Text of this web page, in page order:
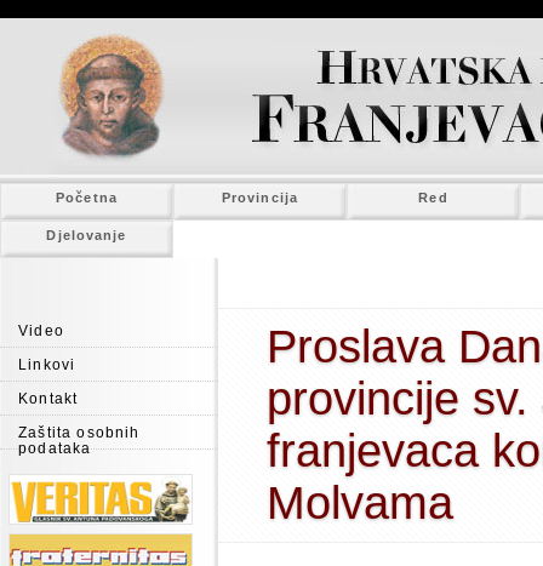
Početna Provincija Red
Djelovanje
Video
Linkovi
Kontakt
Zaštita osobnih
podataka
Proslava
provincije
franjevaca
Molvama